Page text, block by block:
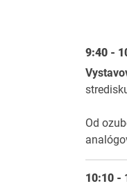
9:40 -
Od
10:10 -